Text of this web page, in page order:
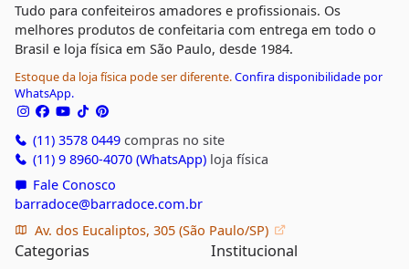
Tudo para confeiteiros amadores e profissionais. Os
melhores produtos de confeitaria com entrega em todo o
Brasil e loja física em São Paulo, desde 1984.
Estoque da loja física pode ser diferente.Confira disponibilidade por
WhatsApp.
(11) 3578 0449compras no site
(11) 9 8960-4070 (WhatsApp)loja física
Fale Conosco
barradoce@barradoce.com.br
Av. dos Eucaliptos, 305 (São Paulo/SP)
Categorias Institucional